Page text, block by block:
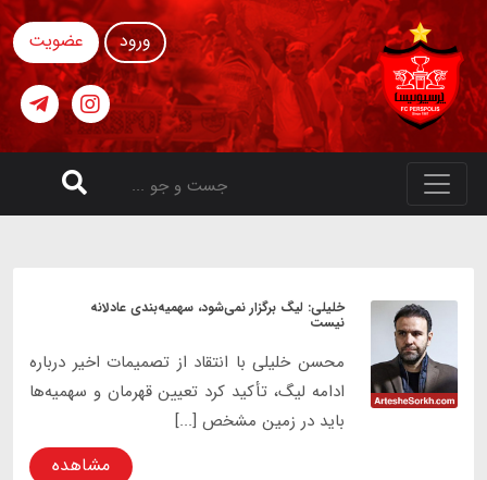
ورود عضویت
خلیلی: لیگ برگزار نمی‌شود، سهمیه‌بندی عادلانه
نیست
محسن خلیلی با انتقاد از تصمیمات اخیر درباره
ادامه لیگ، تأکید کرد تعیین قهرمان و سهمیه‌ها
باید در زمین مشخص [...]
مشاهده